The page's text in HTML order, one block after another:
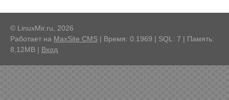
© LinuxMir.ru, 2026
Работает на MaxSite CMS | Время: 0.1969 | SQL: 7 | Память:
8,12MB | Вход